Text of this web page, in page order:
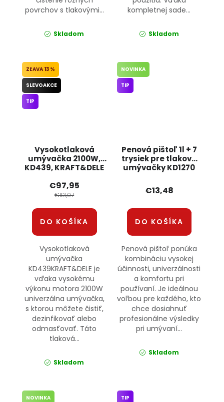
povrchov s tlakovými...
Skladom
kompletnej sade...
Skladom
Vysokotlaková
umývačka 2100W,
KD439, KRAFT&DELE
13 %
SLEVOAKCE
TIP
€97,95
€113,07
DO KOŠÍKA
Vysokotlaková
umývačka
KD439KRAFT&DELE je
vďaka vysokému
výkonu motora 2100W
univerzálna umývačka,
s ktorou môžete čistiť,
dezinfikovať alebo
odmasťovať. Táto
tlaková...
Skladom
Penová pištoľ 1l + 7
trysiek pre tlakové
umývačky KD1270
NOVINKA
TIP
€13,48
DO KOŠÍKA
Penová pištoľ ponúka
kombináciu vysokej
účinnosti, univerzálnosti
a komfortu pri
používaní. Je ideálnou
voľbou pre každého, kto
chce dosiahnuť
profesionálne výsledky
pri umývaní...
Skladom
NOVINKA TIP